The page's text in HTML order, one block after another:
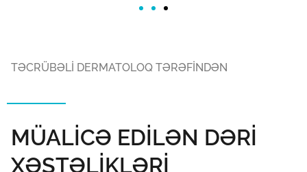
TƏCRÜBƏLİ DERMATOLOQ TƏRƏFİNDƏN
MÜALİCƏ EDİLƏN DƏRİ
XƏSTƏLİKLƏRİ